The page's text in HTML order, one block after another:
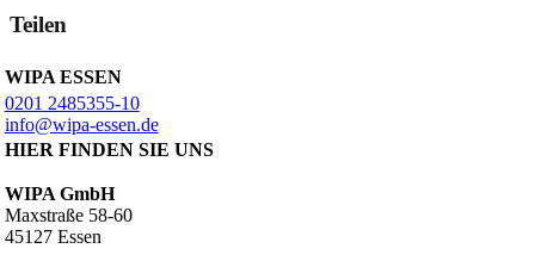
Teilen
WIPA ESSEN
0201 2485355-10
info@wipa-essen.de
HIER FINDEN SIE UNS
WIPA GmbH
Maxstraße 58-60
45127 Essen